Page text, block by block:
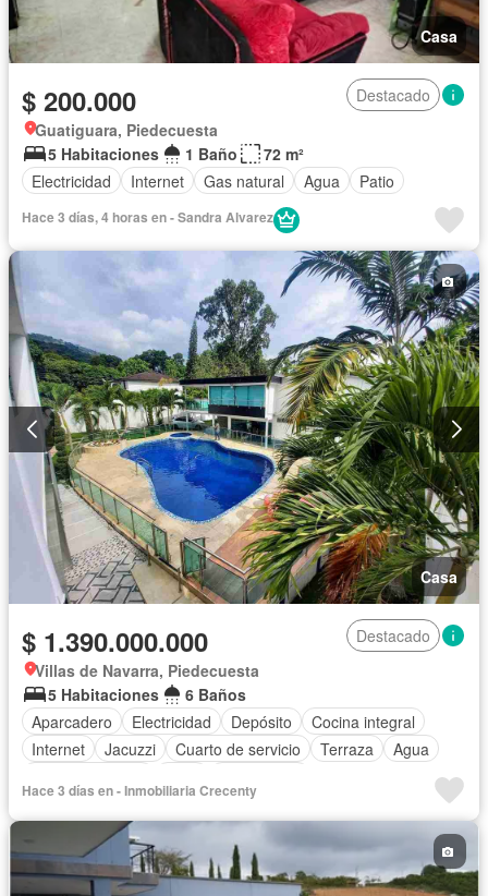
Casa
$ 200.000
Destacado
Guatiguara, Piedecuesta
5 Habitaciones
1 Baño
72 m²
Electricidad
Internet Gas natural Agua Patio
Hace 3 días, 4 horas en - Sandra Alvarez
Casa
$ 1.390.000.000
Destacado
Villas de Navarra, Piedecuesta
5 Habitaciones
6 Baños
Aparcadero
Electricidad Depósito
Cocina integral
Internet
Jacuzzi Cuarto de servicio Terraza
Agua
Acceso para personas con discapacidad
Piscina Sauna Vigilante
Hace 3 días en - Inmobiliaria Crecenty